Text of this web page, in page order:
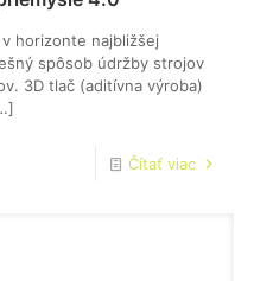
horizonte najbližšej
spôsob údržby strojov
3D tlač (aditívna výroba)
Čítať viac